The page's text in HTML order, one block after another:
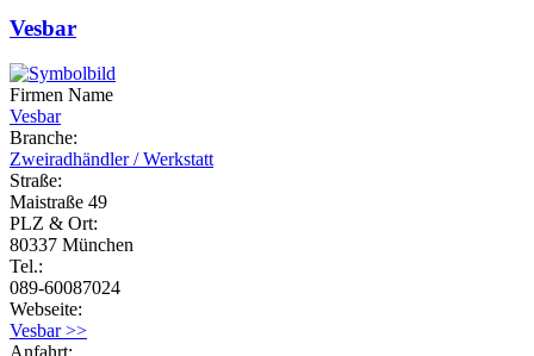
Vesbar
Firmen Name
Vesbar
Branche:
Zweiradhändler / Werkstatt
Straße:
Maistraße 49
PLZ & Ort:
80337 München
Tel.:
089-60087024
Webseite:
Vesbar >>